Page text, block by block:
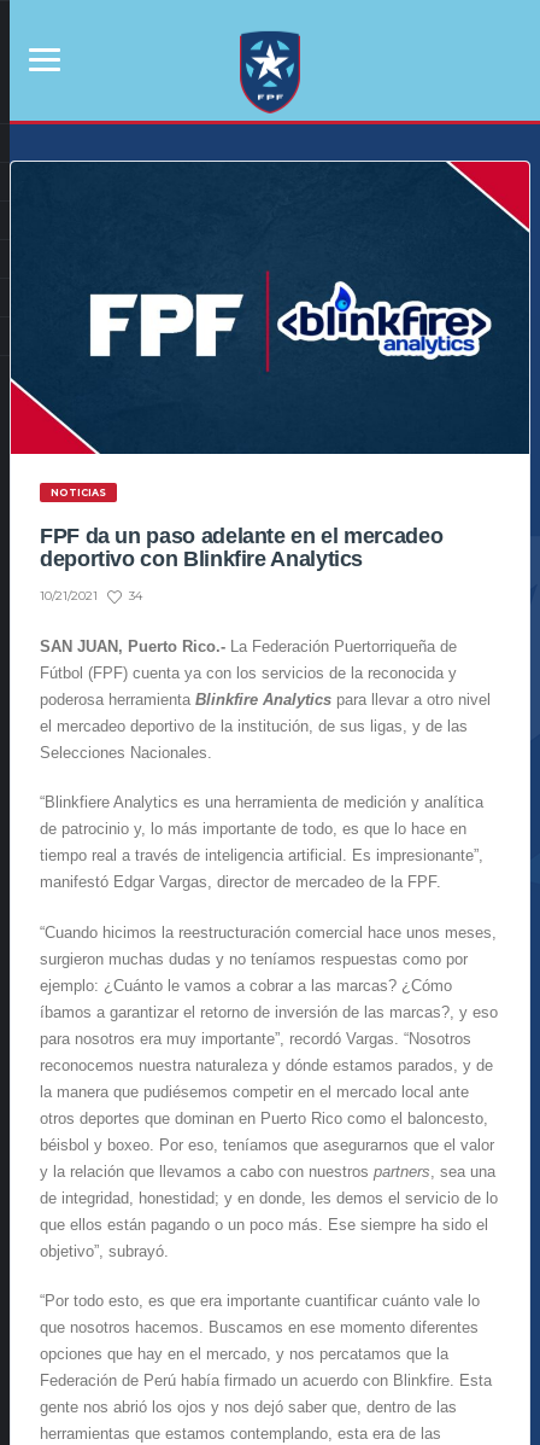
NOTICIAS
FPF da un paso adelante en el mercadeo
deportivo con Blinkfire Analytics
10/21/2021 34
SAN JUAN, Puerto Rico.-
La Federación Puertorriqueña de
Fútbol (FPF) cuenta ya con los servicios de la reconocida y
poderosa herramienta Blinkfire Analytics para llevar a otro nivel
el mercadeo deportivo de la institución, de sus ligas, y de las
Selecciones Nacionales.
“Blinkfiere Analytics es una herramienta de medición y analítica
de patrocinio y, lo más importante de todo, es que lo hace en
tiempo real a través de inteligencia artificial. Es impresionante”,
manifestó Edgar Vargas, director de mercadeo de la FPF.
“Cuando hicimos la reestructuración comercial hace unos meses,
surgieron muchas dudas y no teníamos respuestas como por
ejemplo: ¿Cuánto le vamos a cobrar a las marcas? ¿Cómo
íbamos a garantizar el retorno de inversión de las marcas?, y eso
para nosotros era muy importante”, recordó Vargas. “Nosotros
reconocemos nuestra naturaleza y dónde estamos parados, y de
la manera que pudiésemos competir en el mercado local ante
otros deportes que dominan en Puerto Rico como el baloncesto,
béisbol y boxeo. Por eso, teníamos que asegurarnos que el valor
y la relación que llevamos a cabo con nuestros partners , sea una
de integridad, honestidad; y en donde, les demos el servicio de lo
que ellos están pagando o un poco más. Ese siempre ha sido el
objetivo”, subrayó.
“Por todo esto, es que era importante cuantificar cuánto vale lo
que nosotros hacemos. Buscamos en ese momento diferentes
opciones que hay en el mercado, y nos percatamos que la
Federación de Perú había firmado un acuerdo con Blinkfire. Esta
gente nos abrió los ojos y nos dejó saber que, dentro de las
herramientas que estamos contemplando, esta era de las